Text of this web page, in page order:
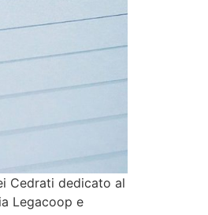
Cedrati dedicato al
Legacoop e